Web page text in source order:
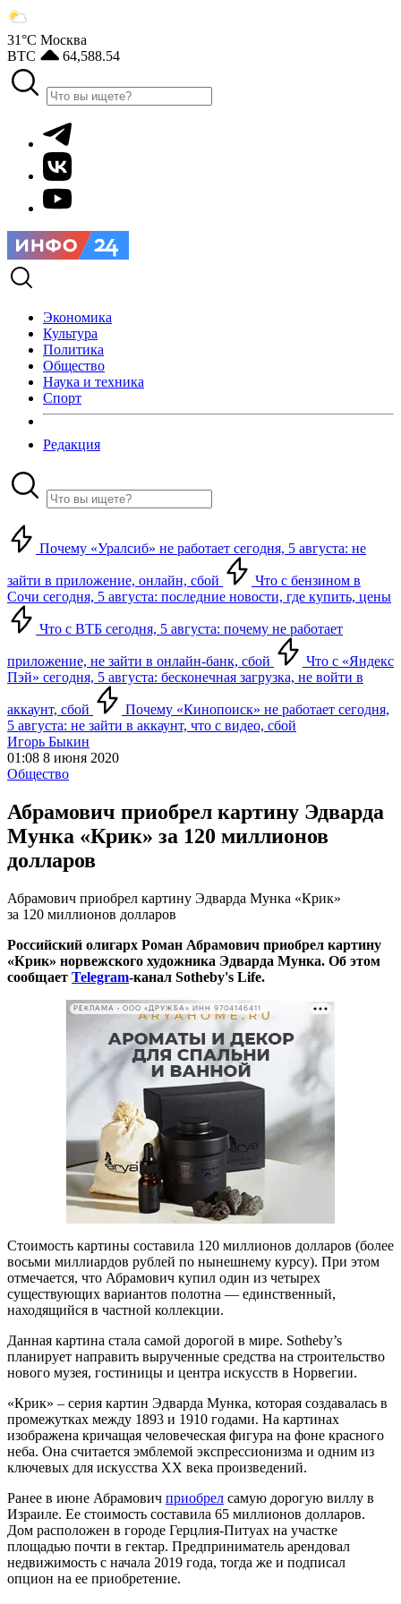
31°С Москва
BTC
64,588.54
Экономика
Культура
Политика
Общество
Наука и техника
Спорт
Редакция
Почему «Уралсиб» не работает сегодня, 5 августа: не
зайти в приложение, онлайн, сбой
Что с бензином в
Сочи сегодня, 5 августа: последние новости, где купить, цены
Что с ВТБ сегодня, 5 августа: почему не работает
приложение, не зайти в онлайн-банк, сбой
Что с «Яндекс
Пэй» сегодня, 5 августа: бесконечная загрузка, не войти в
аккаунт, сбой
Почему «Кинопоиск» не работает сегодня,
5 августа: не зайти в аккаунт, что с видео, сбой
Игорь Быкин
01:08 8 июня 2020
Общество
Абрамович приобрел картину Эдварда
Мунка «Крик» за 120 миллионов
долларов
Абрамович приобрел картину Эдварда Мунка «Крик»
за 120 миллионов долларов
Российский олигарх Роман Абрамович приобрел картину
«Крик» норвежского художника Эдварда Мунка. Об этом
сообщает Telegram-канал Sotheby's Life.
РЕКЛАМА • ООО «ДРУЖБА» ИНН 9704146411
Стоимость картины составила 120 миллионов долларов (более
восьми миллиардов рублей по нынешнему курсу). При этом
отмечается, что Абрамович купил один из четырех
существующих вариантов полотна — единственный,
находящийся в частной коллекции.
Данная картина стала самой дорогой в мире. Sotheby’s
планирует направить вырученные средства на строительство
нового музея, гостиницы и центра искусств в Норвегии.
«Крик» – серия картин Эдварда Мунка, которая создавалась в
промежутках между 1893 и 1910 годами. На картинах
изображена кричащая человеческая фигура на фоне красного
неба. Она считается эмблемой экспрессионизма и одним из
ключевых для искусства XX века произведений.
Ранее в июне Абрамович приобрел самую дорогую виллу в
Израиле. Ее стоимость составила 65 миллионов долларов.
Дом расположен в городе Герцлия-Питуах на участке
площадью почти в гектар. Предприниматель арендовал
недвижимость с начала 2019 года, тогда же и подписал
опцион на ее приобретение.